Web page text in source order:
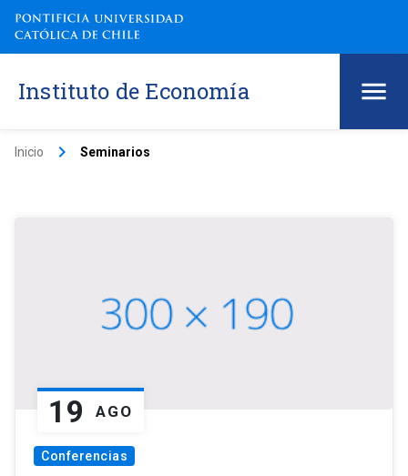
Instituto de Economía
Inicio keyboard_arrow_right Seminarios
19 AGO
Conferencias